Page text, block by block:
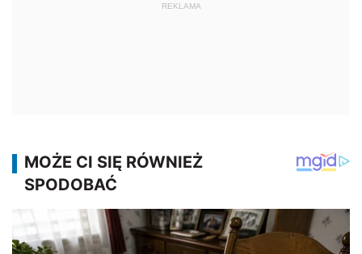
REKLAMA